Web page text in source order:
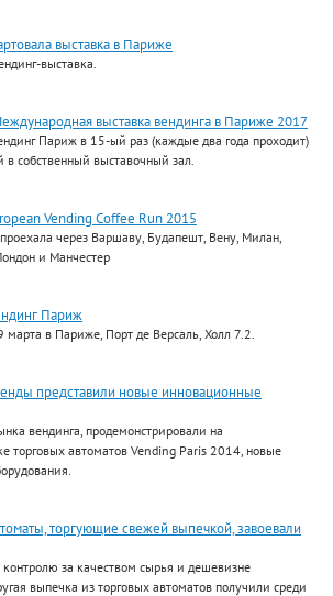
выставка в Париже
выставка.
выставка вендинга в Париже 2017
Париж в 15-ый раз (каждые два года проходит)
в собственный выставочный зал.
Vending Coffee Run 2015
через Варшаву, Будапешт, Вену, Милан,
и Манчестер
Париж
марта в Париже, Порт де Версаль, Холл 7.2.
представили новые инновационные
вендинга, продемонстрировали на
торговых автоматов Vending Paris 2014, новые
торгующие свежей выпечкой, завоевали
за качеством сырья и дешевизне
выпечка из торговых автоматов получили среди